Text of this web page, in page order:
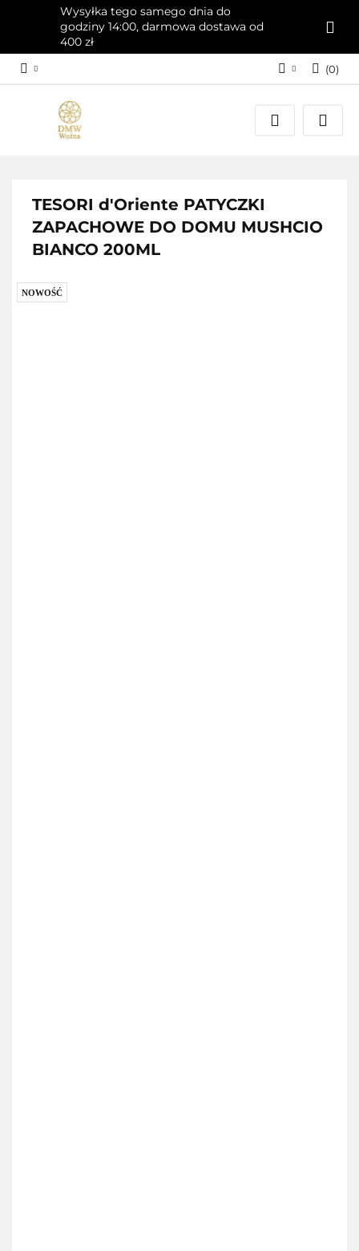
Wysyłka tego samego dnia do
godziny 14:00, darmowa dostawa od
400 zł
Zaloguj się
Załóż konto
(0)
TESORI d'Oriente PATYCZKI
ZAPACHOWE DO DOMU MUSHCIO
BIANCO 200ML
NOWOŚĆ